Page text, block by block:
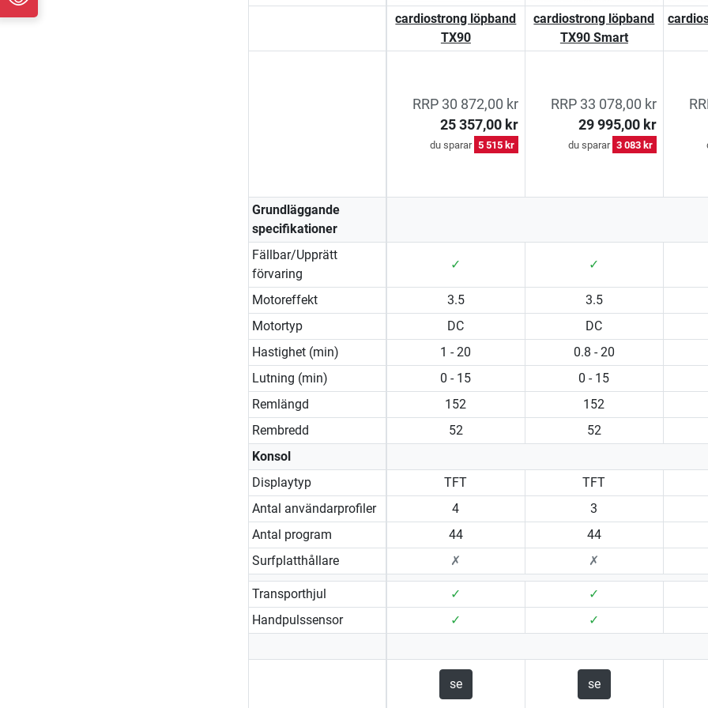
cardiostrong löpband
TX90
cardiostrong löpband
TX90 Smart
RRP 30 872,00 kr
25 357,00 kr
du sparar 5 515 kr
RRP 33 078,00 kr
29 995,00 kr
du sparar 3 083 kr
Grundläggande
specifikationer
Fällbar/Upprätt
förvaring
✓ ✓
Motoreffekt 3.5 3.5
Motortyp
DC DC
Hastighet (min)
1 - 20 0.8 - 20
Lutning (min)
0 - 15 0 - 15
Remlängd
152 152
Rembredd
52 52
Konsol
Displaytyp
TFT TFT
Antal användarprofiler
4 3
Antal program
44 44
Surfplatthållare
✗ ✗
Transporthjul ✓ ✓
Handpulssensor
✓ ✓
se se